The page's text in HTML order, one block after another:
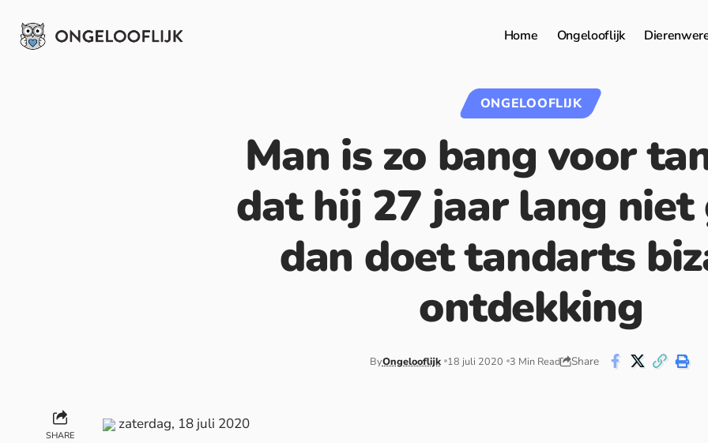
Home Ongelooflijk
ONGELOOFLIJK
Man is zo bang voor
dat hij 27 jaar lang niet
dan doet tandarts
ontdekking
ByOngelooflijk 18 juli 2020 3 Min Read Share
SHARE
zaterdag, 18 juli 2020